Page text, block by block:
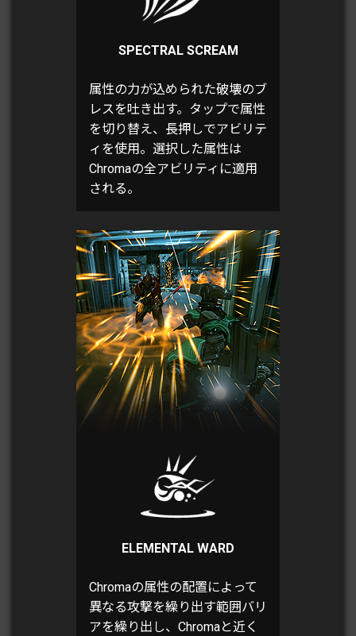
SPECTRAL SCREAM
属性の力が込められた破壊のブ
レスを吐き出す。タップで属性
を切り替え、長押しでアビリテ
ィを使用。選択した属性は
Chromaの全アビリティに適用
される。
ELEMENTAL WARD
Chromaの属性の配置によって
異なる攻撃を繰り出す範囲バリ
アを繰り出し、Chromaと近く